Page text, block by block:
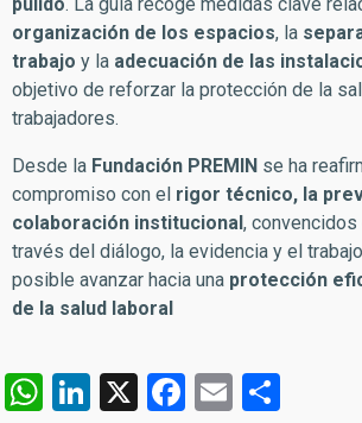
pulido. La guía recoge medidas clave
organización de los espacios, la
trabajo y la adecuación de las
objetivo de reforzar la protección de la
trabajadores.
Desde la Fundación PREMIN se ha
compromiso con el rigor técnico, la
colaboración institucional ,
través del diálogo, la evidencia y el
posible avanzar hacia una protección
de la salud laboral
W
Li
X
F
E